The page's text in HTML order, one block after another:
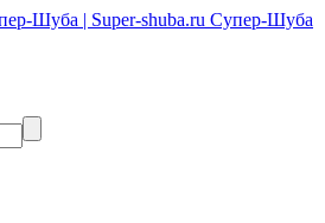
Супер-Шуба